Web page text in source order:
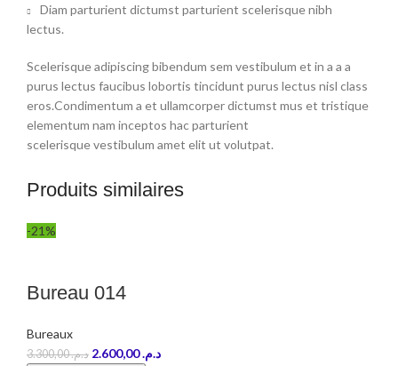
Diam parturient dictumst parturient scelerisque nibh
lectus.
Scelerisque adipiscing bibendum sem vestibulum et in a a a
purus lectus faucibus lobortis tincidunt purus lectus nisl class
eros.Condimentum a et ullamcorper dictumst mus et tristique
elementum nam inceptos hac parturient
scelerisque vestibulum amet elit ut volutpat.
Produits similaires
-21%
Bureau 014
Bureaux
د.م.3.300,00 د.م.2.600,00